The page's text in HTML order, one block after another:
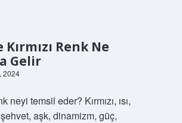
Renk Ne
Gelir
2024
neyi temsil eder? Kırmızı, ısı,
aşk, dinamizm, güç,